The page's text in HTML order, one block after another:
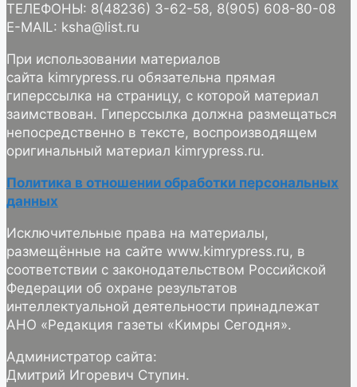
ТЕЛЕФОНЫ: 8(48236) 3-62-58, 8(905) 608-80-08
E-MAIL: ksha@list.ru
При использовании материалов
сайта kimrypress.ru обязательна прямая
гиперссылка на страницу, с которой материал
заимствован. Гиперссылка должна размещаться
непосредственно в тексте, воспроизводящем
оригинальный материал kimrypress.ru.
Политика в отношении обработки персональных
данных
Исключительные права на материалы,
размещённые на сайте www.kimrypress.ru, в
соответствии с законодательством Российской
Федерации об охране результатов
интеллектуальной деятельности принадлежат
АНО «Редакция газеты «Кимры Сегодня».
Администратор сайта:
Дмитрий Игоревич Ступин.